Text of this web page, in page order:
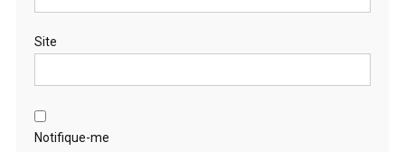
Site
Notifique-me